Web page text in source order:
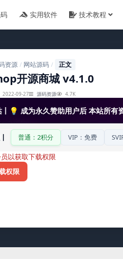
实用软件 技术教程
资源 / 网站源码 / 正文
开源商城 v4.1.0
2022-09-27 源码资源 4.7K
丨💡 成为永久赞助用户后 本站所有
普通：2积分 VIP：免费
以获取下载权限
权限